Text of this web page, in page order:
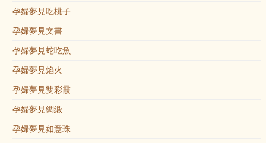
孕婦夢見吃桃子
孕婦夢見文書
孕婦夢見蛇吃魚
孕婦夢見焰火
孕婦夢見雙彩霞
孕婦夢見綢緞
孕婦夢見如意珠